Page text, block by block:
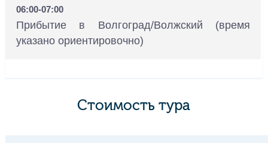
06:00-07:00
Прибытие в Волгоград/Волжский (время
указано ориентировочно)
Стоимость тура